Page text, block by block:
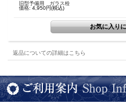
現在はコック式に変更になりました。
旧型予備用 ガラス栓
価格: 4,950円(税込)
返品についての詳細はこちら